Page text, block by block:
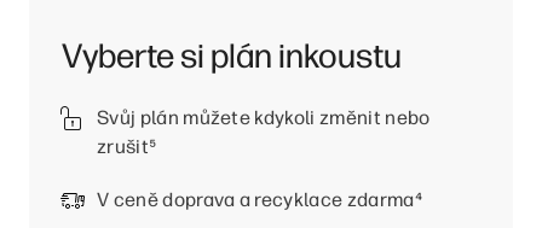
Vyberte si plán inkoustu
Svůj plán můžete kdykoli změnit nebo
zrušit⁵
V ceně doprava a recyklace zdarma⁴